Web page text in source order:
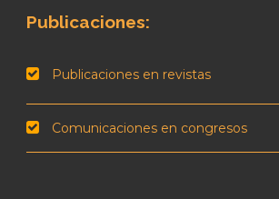
Publicaciones:
Publicaciones en revistas
Comunicaciones en congresos